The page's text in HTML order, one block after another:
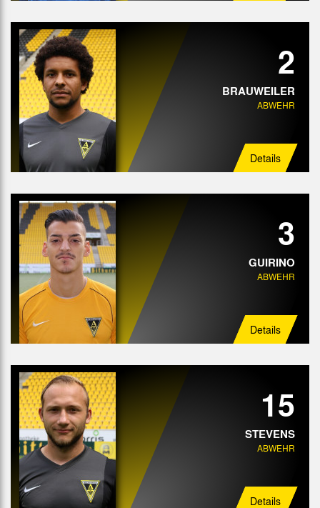
2
BRAUWEILER
ABWEHR
Details
3
GUIRINO
ABWEHR
Details
15
STEVENS
ABWEHR
Details